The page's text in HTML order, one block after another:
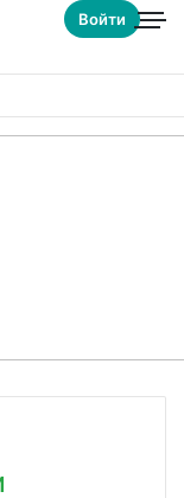
Войти